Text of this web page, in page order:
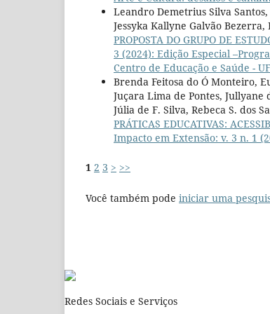
Leandro Demetrius Silva
Jessyka Kallyne Galvão
PROPOSTA DO GRUPO DE
3 (2024): Edição Especial
Centro de Educação e Saúde -
Brenda Feitosa do Ó Monteiro,
Juçara Lima de Pontes, Jullyane
Júlia de F. Silva, Rebeca S. dos
PRÁTICAS EDUCATIVAS:
Impacto em Extensão: v. 3 n. 1
1 2 3 > >>
Você também pode iniciar uma
Redes Sociais e Serviços